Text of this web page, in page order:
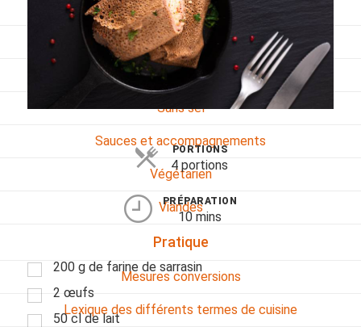
Régime
Sans gluten
Sans lactose
Sans sel
Sauces et accompagnements
Végétarien
Viandes
Pratique
Mesures conversions
Lexique des différents termes de cuisine
PORTIONS
4 portions
PRÉPARATION
10 mins
200 g de farine de sarrasin
2 œufs
50 cl de lait